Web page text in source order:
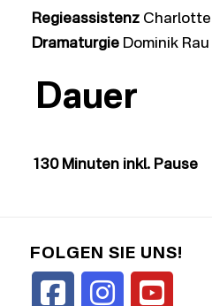
RegieassistenzCharlotte
DramaturgieDominik Rau
Dauer
130 Minuten inkl. Pause
FOLGEN SIE UNS!